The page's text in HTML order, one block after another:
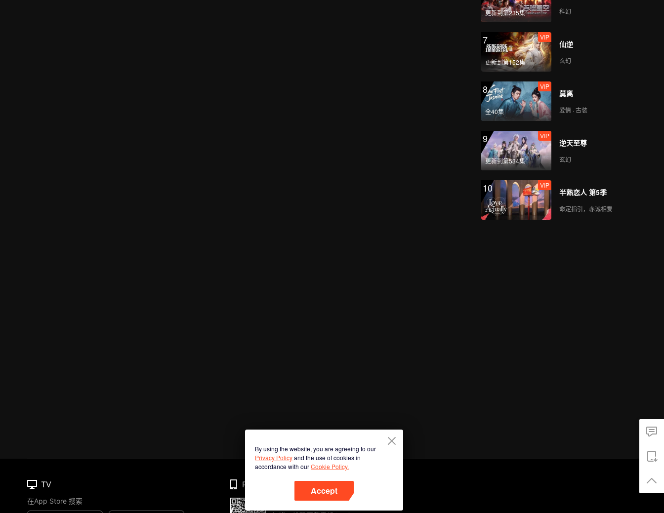
更新到第235集 科幻
7
更新到第152集
VIP
仙逆
玄幻
8
全40集
VIP
莫离
爱情 · 古装
9
更新到第534集
VIP
逆天至尊
玄幻
10 VIP
半熟恋人 第5季
命定指引，赤诚相爱
By using the website, you are agreeing to our
Privacy Policyand the use of cookies in
accordance with ourCookie Policy.
Accept
TV
在App Store 搜索
Phone